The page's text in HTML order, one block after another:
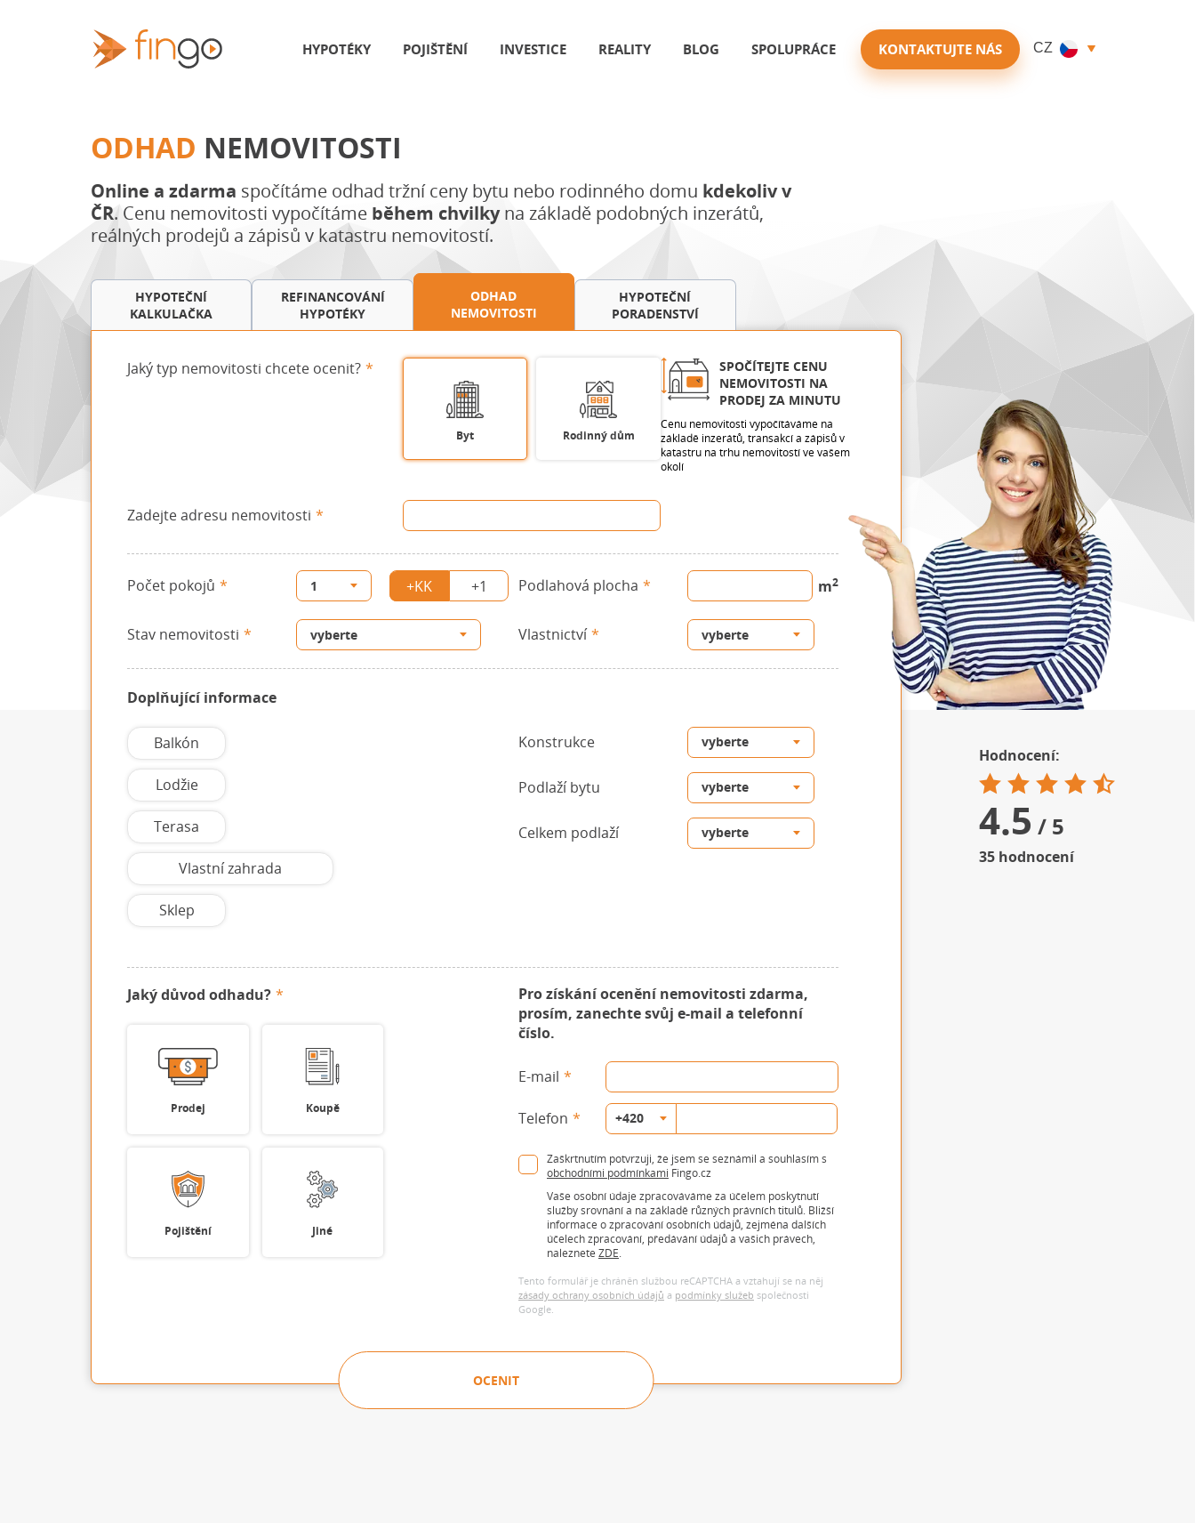
HYPOTÉKY POJIŠTĚNÍ INVESTICE REALITY BLOG SPOLUPRÁCE KONTAKTUJTE NÁS CZ
ODHAD NEMOVITOSTI
Online a zdarma spočítáme odhad tržní ceny bytu nebo rodinného domu kdekoliv v
ČR. Cenu nemovitosti vypočítáme během chvilkyna základě podobných inzerátů,
reálných prodejů a zápisů v katastru nemovitostí.
HYPOTEČNÍ
KALKULAČKA
REFINANCOVÁNÍ
HYPOTÉKY
ODHAD
NEMOVITOSTI
HYPOTEČNÍ
PORADENSTVÍ
Jaký typ nemovitosti chcete ocenit?
Byt Rodinný dům
Zadejte adresu nemovitosti
SPOČÍTEJTE CENU
NEMOVITOSTI NA
PRODEJ ZA MINUTU
Cenu nemovitosti vypočítáváme na
základě inzerátů, transakcí a zápisů v
katastru na trhu nemovitostí ve vašem
okolí
Počet pokojů +KK +1 Podlahová plocha m2
Stav nemovitosti Vlastnictví
Doplňující informace
Konstrukce
Podlaží bytu
Celkem podlaží
Balkón
Lodžie
Terasa
Vlastní zahrada
Sklep
Jaký důvod odhadu?
Prodej Koupě
Pojištění Jiné
Pro získání ocenění nemovitosti zdarma,
prosím, zanechte svůj e-mail a telefonní
číslo.
E-mail
Telefon
Zaškrtnutím potvrzuji, že jsem se seznámil a souhlasím s
obchodními podmínkami Fingo.cz
Vaše osobní údaje zpracováváme za účelem poskytnutí
služby srovnání a na základě různých právních titulů. Bližší
informace o zpracování osobních údajů, zejména dalších
účelech zpracování, předávání údajů a vašich právech,
naleznete ZDE.
Tento formulář je chráněn službou reCAPTCHA a vztahují se na něj
zásady ochrany osobních údajů a podmínky služeb společnosti
Google.
OCENIT
Hodnocení:
4.5 / 5
35 hodnocení